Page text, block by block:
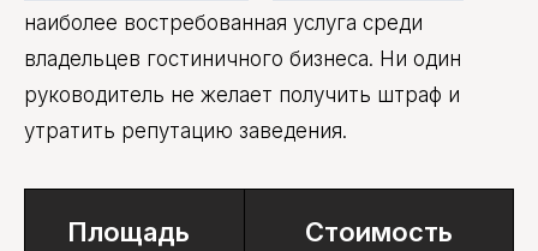
наиболее востребованная услуга среди
владельцев гостиничного бизнеса. Ни один
руководитель не желает получить штраф и
утратить репутацию заведения.
Площадь
Стоимость